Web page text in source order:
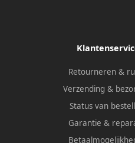
Retourneren &
Verzending &
Status van
Garantie &